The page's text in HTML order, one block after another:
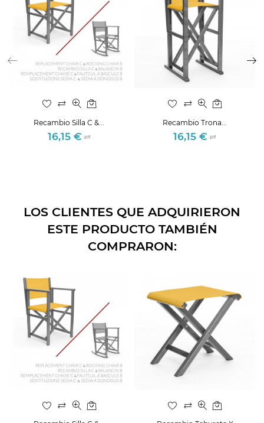
Recambio Silla C &...
Precio
16,15 €
Recambio Trona...
Precio
16,15 €
LOS CLIENTES QUE ADQUIRIERON
ESTE PRODUCTO TAMBIÉN
COMPRARON: